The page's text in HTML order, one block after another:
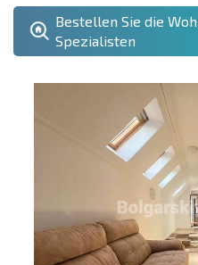
Bestellen Sie die
Spezialisten